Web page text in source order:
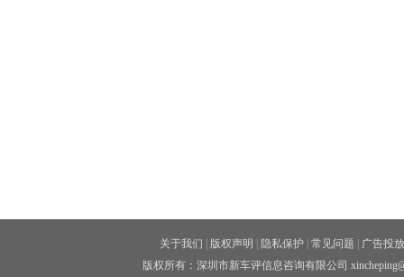
关于我们 版权声明 隐私保护 常见问题
广告投放
版权所有：深圳市新车评信息咨询有限公司